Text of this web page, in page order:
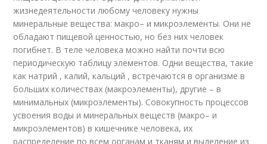
жизнедеятельности любому человеку нужны
минеральные вещества: макро– и микроэлементы. Они не
обладают пищевой ценностью, но без них человек
погибнет. В теле человека можно найти почти всю
периодическую таблицу элементов. Одни вещества, такие
как натрий , калий, кальций , встречаются в организме в
больших количествах (макроэлементы), другие – в
минимальных (микроэлементы). Совокупность процессов
усвоения воды и минеральных веществ (макро– и
микроэлементов) в кишечнике человека, их
распределение по всем органам и тканям и выделение из